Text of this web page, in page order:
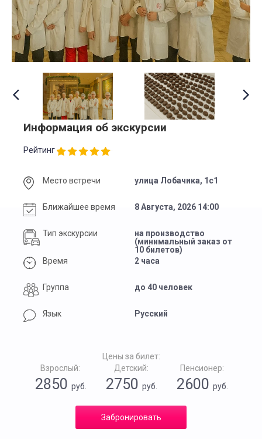
Информация об экскурсии
Рейтинг
Место встречи улица Лобачика, 1с1
Ближайшее время 8 Августа, 2026 14:00
Тип экскурсии
на производство
(минимальный заказ от
10 билетов)
Время
2 часа
Группа до 40 человек
Язык Русский
Цены за билет:
Взрослый:
2850 руб.
Детский:
2750 руб.
Пенсионер:
2600руб.
Забронировать